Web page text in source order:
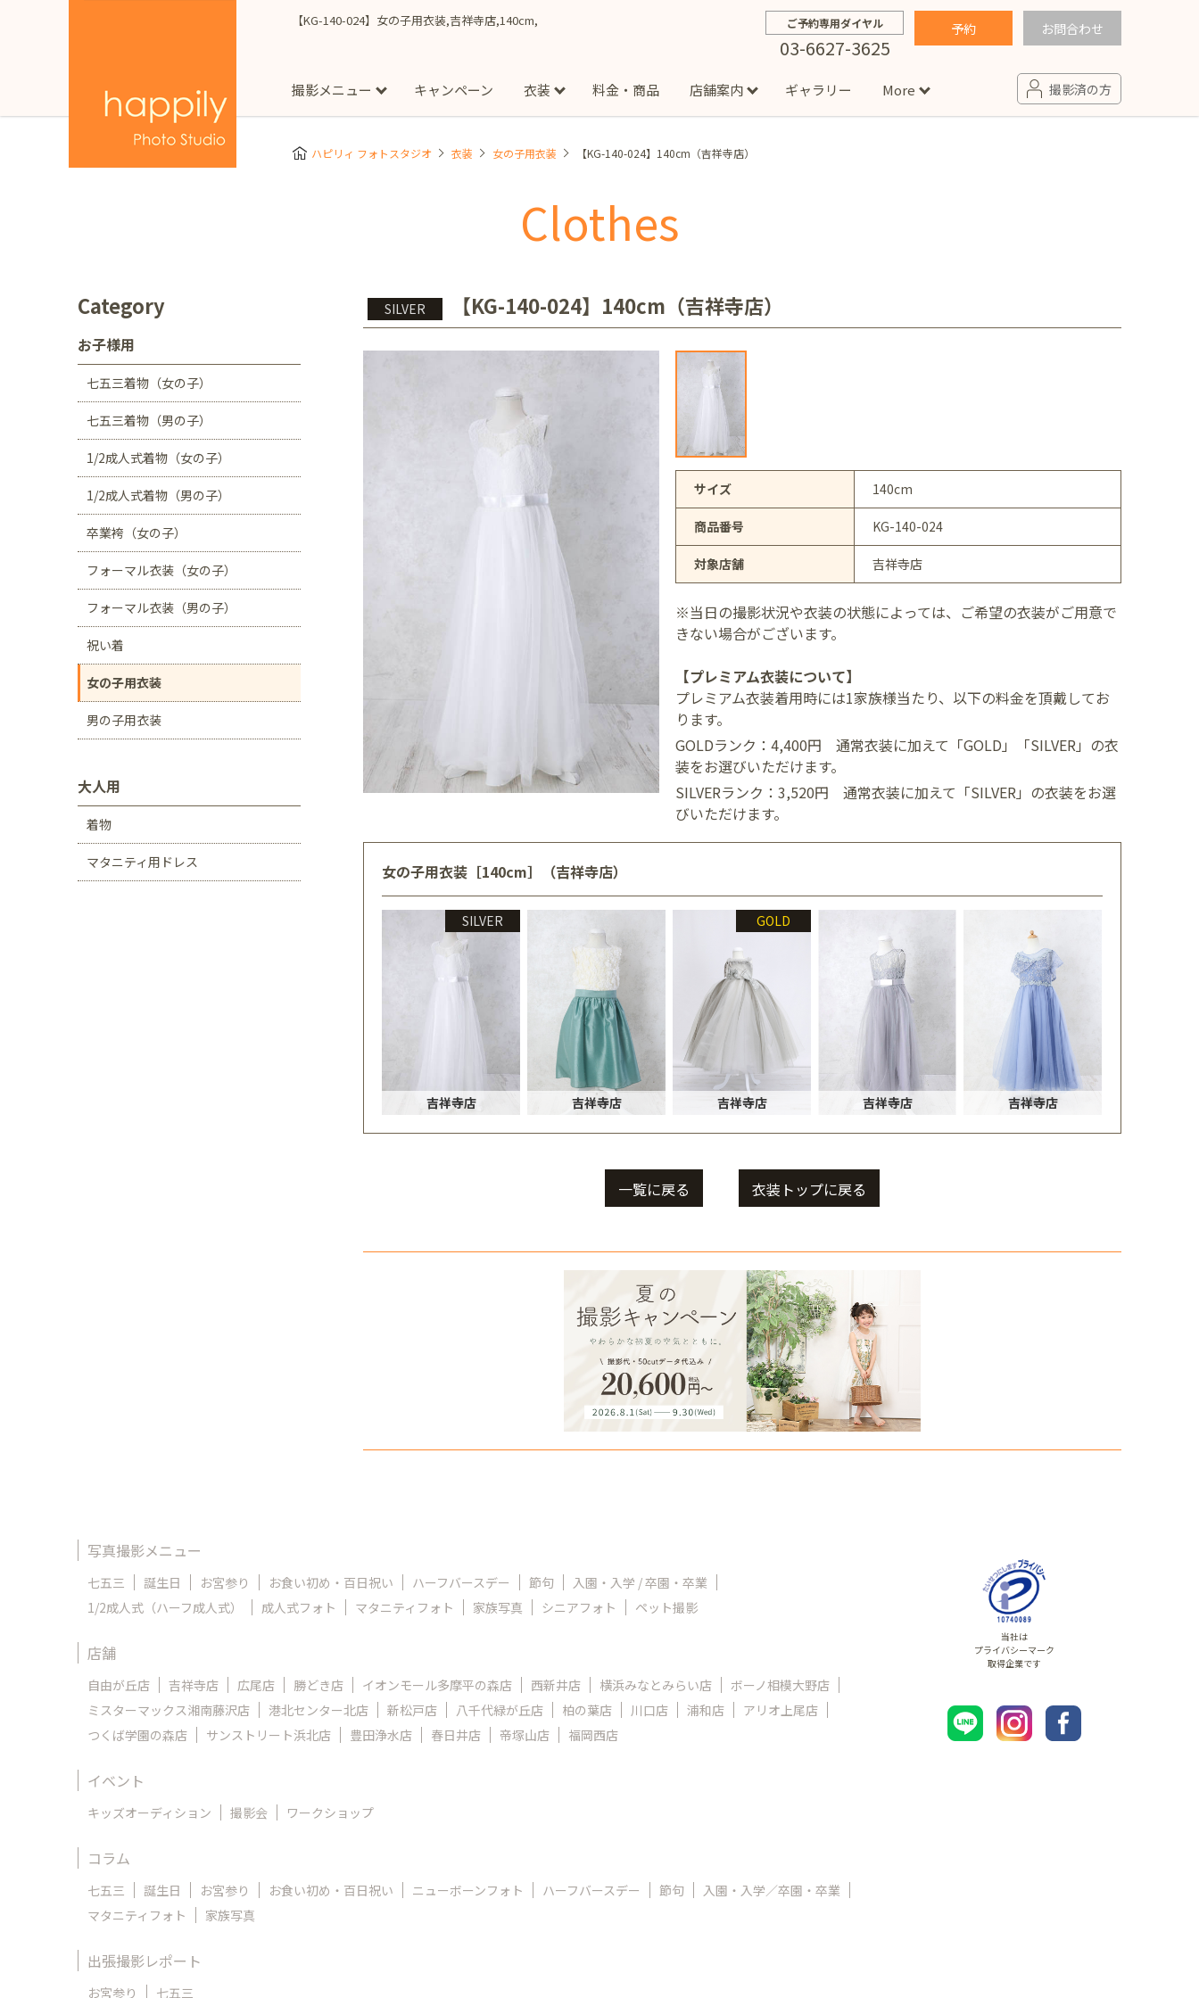
【KG-140-024】女の子用衣装,吉祥寺店,140cm, ご予約専用ダイヤル
03-6627-3625
予約 お問合わせ
撮影メニュー
スタジオ撮影
成人式フォト マタニティフォト
お宮参り 入園・入学／卒園・卒業 ファミリーフォト 誕生日
キャンペーン 衣装
Clothes
七五三着物(男の子) 1/2成人式着物(女の子)
フォーマル衣装(男の子) 祝い着
マタニティ用ドレス
料金・商品 店舗案内
Store
吉祥寺店 イオンモール多摩平の森店
八千代緑が丘店 柏の葉店
つくば学園の森店
静岡県
帝塚山店
福岡県
ギャラリー More
More
撮影済の方
ハピリィ フォトスタジオ 衣装 女の子用衣装 【KG-140-024】140cm（吉祥寺店）
Clothes
SILVER 【KG-140-024】140cm（吉祥寺店）
サイズ 140cm
商品番号 KG-140-024
対象店舗 吉祥寺店
※当日の撮影状況や衣装の状態によっては、ご希望の衣装がご用意で
きない場合がございます。
【プレミアム衣装について】
プレミアム衣装着用時には1家族様当たり、以下の料金を頂戴してお
ります。
GOLDランク：4,400円 通常衣装に加えて「GOLD」「SILVER」の衣
装をお選びいただけます。
SILVERランク：3,520円 通常衣装に加えて「SILVER」の衣装をお選
びいただけます。
女の子用衣装［140cm］（吉祥寺店）
SILVER
吉祥寺店 吉祥寺店
GOLD
吉祥寺店 吉祥寺店 吉祥寺店
一覧に戻る 衣装トップに戻る
Category
お子様用
七五三着物（女の子）
七五三着物（男の子）
1/2成人式着物（女の子）
1/2成人式着物（男の子）
卒業袴（女の子）
フォーマル衣装（女の子）
フォーマル衣装（男の子）
祝い着
女の子用衣装
男の子用衣装
大人用
着物
マタニティ用ドレス
写真撮影メニュー
七五三 誕生日 お宮参り お食い初め・百日祝い ハーフバースデー 節句
入園・入学 / 卒園・卒業
1/2成人式（ハーフ成人式）
成人式フォト マタニティフォト 家族写真 シニアフォト ペット撮影
店舗
自由が丘店 吉祥寺店 広尾店 勝どき店 イオンモール多摩平の森店 西新井店 横浜みなとみらい店
ボーノ相模大野店
ミスターマックス湘南藤沢店
港北センター北店 新松戸店 八千代緑が丘店 柏の葉店 川口店 浦和店
アリオ上尾店
つくば学園の森店
サンストリート浜北店 豊田浄水店 春日井店 帝塚山店 福岡西店
イベント
キッズオーディション 撮影会 ワークショップ
コラム
七五三 誕生日 お宮参り お食い初め・百日祝い ニューボーンフォト ハーフバースデー 節句
入園・入学／卒園・卒業
マタニティフォト
家族写真
出張撮影レポート
お宮参り 七五三
当社は
プライバシーマーク
取得企業です